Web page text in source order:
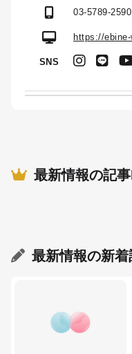
03-5789-2590
https://
SNS
最新情報の記
最新情報の新着